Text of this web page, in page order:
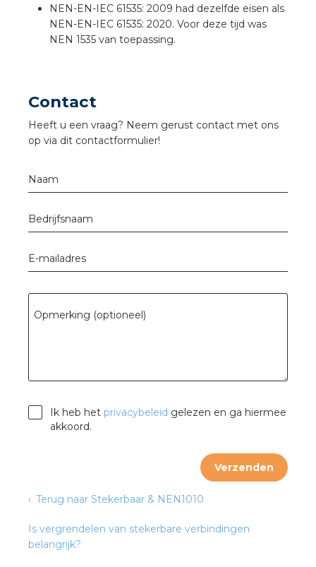
NEN-EN-IEC 61535: 2009 had dezelfde eisen als
NEN-EN-IEC 61535: 2020. Voor deze tijd was
NEN 1535 van toepassing.
Contact
Heeft u een vraag? Neem gerust contact met ons
op via dit contactformulier!
Naam
Bedrijfsnaam
E-mailadres
Opmerking (optioneel)
Ik heb het privacybeleid gelezen en ga hiermee
akkoord.
Verzenden
Terug naar Stekerbaar & NEN1010
Is vergrendelen van stekerbare verbindingen
belangrijk?
installeren in beton
installeren in de tuinbouw
GST®
RST®